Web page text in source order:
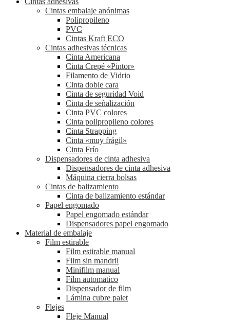
Cintas embalaje anónimas
Polipropileno
PVC
Cintas Kraft ECO
Cintas adhesivas técnicas
Cinta Americana
Cinta Crepé «Pintor»
Filamento de Vidrio
Cinta doble cara
Cinta de seguridad Void
Cinta de señalización
Cinta PVC colores
Cinta polipropileno colores
Cinta Strapping
Cinta «muy frágil»
Cinta Frío
Dispensadores de cinta adhesiva
Dispensadores de cinta adhesiva
Máquina cierra bolsas
Cintas de balizamiento
Cinta de balizamiento estándar
Papel engomado
Papel engomado estándar
Dispensadores papel engomado
Material de embalaje
Film estirable
Film estirable manual
Film sin mandril
Minifilm manual
Film automatico
Dispensador de film
Lámina cubre palet
Flejes
Fleje Manual